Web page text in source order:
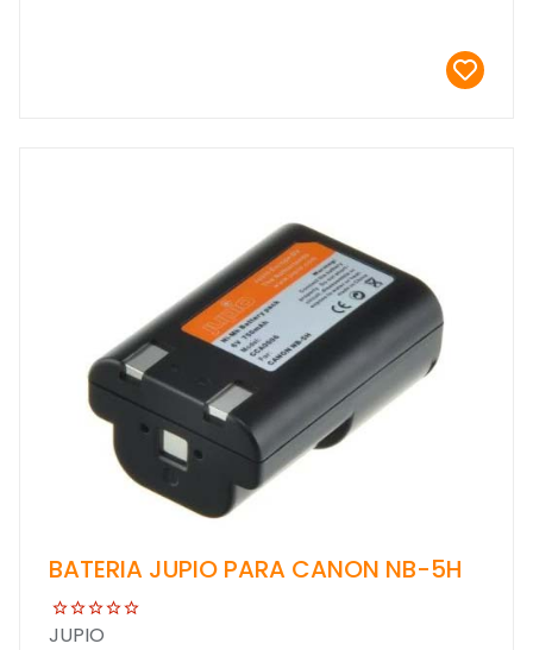
BATERIA JUPIO PARA CANON NB-5H
JUPIO